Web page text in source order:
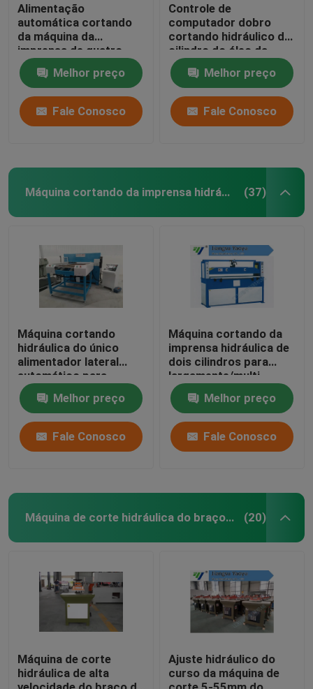
Alimentação
automática cortando
da máquina da
imprensa de quatro
colunas para a fatura
da sapata dos
esportes
Melhor preço
Fale Conosco
Controle de
computador dobro
cortando hidráulico do
cilindro do óleo da
máquina da máscara
facial Melhor preço
Fale Conosco
Máquina cortando da imprensa hidráulica (37)
Máquina cortando
hidráulica do único
alimentador lateral
automático para
EVA/espuma
Melhor preço
Fale Conosco
Máquina cortando da
imprensa hidráulica de
dois cilindros para
largamente/multi
camada dos materiais
Melhor preço
Fale Conosco
Máquina de corte hidráulica do braço do balanço (20)
Máquina de corte
hidráulica de alta
Ajuste hidráulico do
curso da máquina de